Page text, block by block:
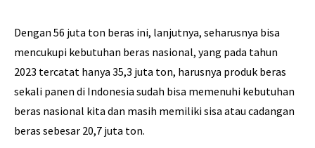
Dengan 56 juta ton beras ini, lanjutnya, seharusnya bisa
mencukupi kebutuhan beras nasional, yang pada tahun
2023 tercatat hanya 35,3 juta ton, harusnya produk beras
sekali panen di Indonesia sudah bisa memenuhi kebutuhan
beras nasional kita dan masih memiliki sisa atau cadangan
beras sebesar 20,7 juta ton.